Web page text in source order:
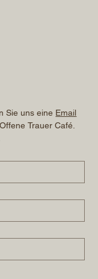
Sie uns eine Email
Trauer Café.